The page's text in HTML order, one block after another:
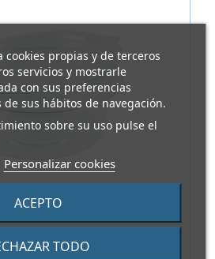
cookies propias y de terceros
servicios y mostrarle
con sus preferencias
sus hábitos de navegación.
sobre su uso pulse el
Personalizar cookies
TODO
ACEPTO
OLI50 RPET REDONDA